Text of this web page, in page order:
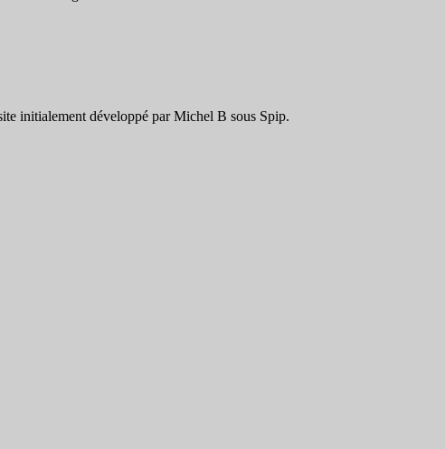
initialement développé par Michel B sous Spip.